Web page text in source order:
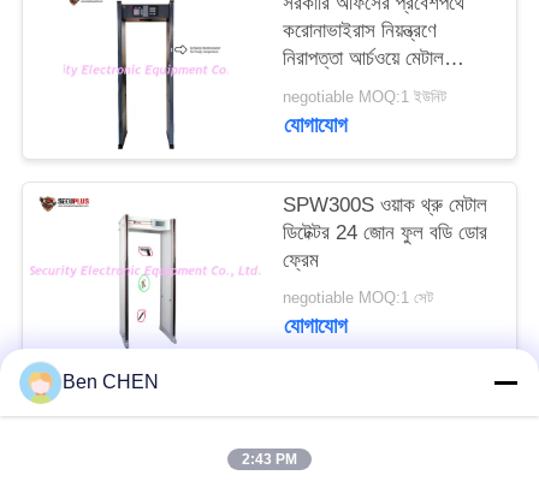
POLICY
করোনাভাইরাস নিয়ন্ত্রণে
নিরাপত্তা আর্চওয়ে মেটাল
ডিটেক্টর এবং মানুষের তাপমাত্রা
সনাক্তকরণ
negotiable MOQ:1 ইউনিট
যোগাযোগ
SPW300S ওয়াক থ্রু মেটাল
ডিটেক্টর 24 জোন ফুল বডি ডোর
ফ্রেম
negotiable MOQ:1 সেট
যোগাযোগ
Ben CHEN
2:43 PM